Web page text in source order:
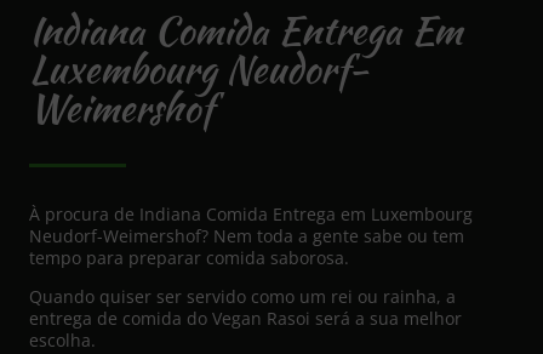
Indiana Comida Entrega Em
Luxembourg Neudorf-
Weimershof
À procura de Indiana Comida Entrega em Luxembourg
Neudorf-Weimershof? Nem toda a gente sabe ou tem
tempo para preparar comida saborosa.
Quando quiser ser servido como um rei ou rainha, a
entrega de comida do Vegan Rasoi será a sua melhor
escolha.